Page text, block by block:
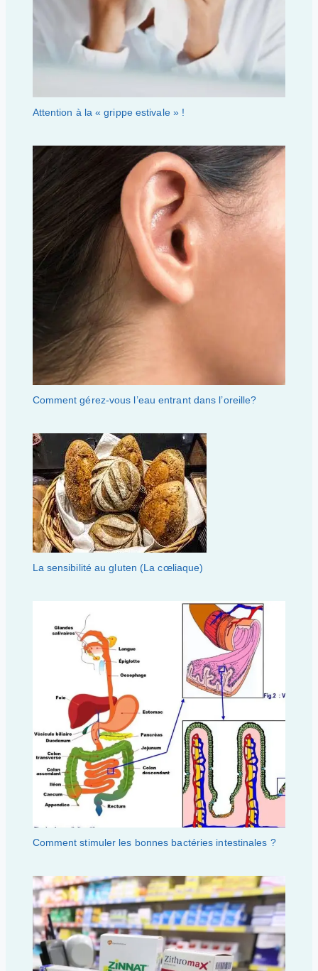
Attention à la « grippe estivale » !
Comment gérez-vous l’eau entrant dans l’oreille?
La sensibilité au gluten (La cœliaque)
Comment stimuler les bonnes bactéries intestinales ?